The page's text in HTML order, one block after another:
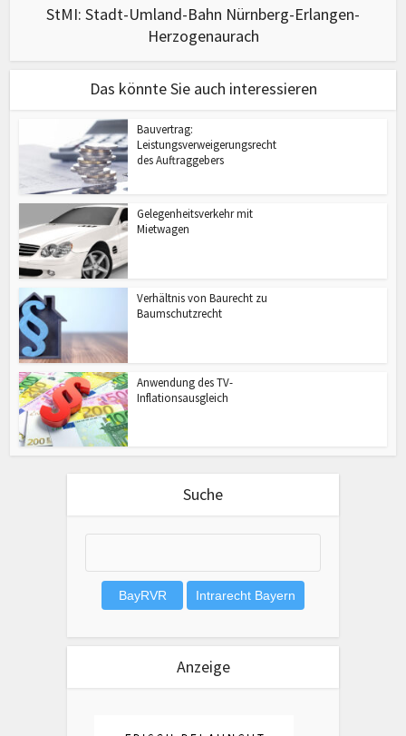
StMI: Stadt-Umland-Bahn Nürnberg-Erlangen-
Herzogenaurach
Das könnte Sie auch interessieren
Bauvertrag:
Leistungsverweigerungsrecht
des Auftraggebers
Gelegenheitsverkehr mit
Mietwagen
Verhältnis von Baurecht zu
Baumschutzrecht
Anwendung des TV-
Inflationsausgleich
Suche
Anzeige